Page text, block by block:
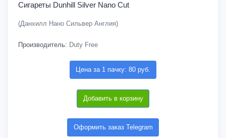
Сигареты Dunhill Silver Nano Cut
(Данхилл Нано Сильвер Англия)
Производитель: Duty Free
Цена за 1 пачку: 80 руб.
Добавить в корзину
Оформить заказ Telegram